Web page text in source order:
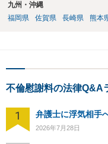
九州・沖縄
福岡県
佐賀県 長崎県 熊本
不倫慰謝料の法律Q&A
1 弁護士に浮気相手
2026年7月28日